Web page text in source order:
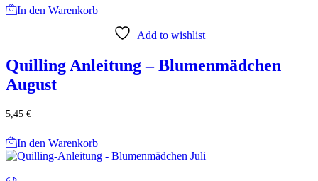
In den Warenkorb
Add to wishlist
Quilling Anleitung – Blumenmädchen
August
5,45 €
In den Warenkorb